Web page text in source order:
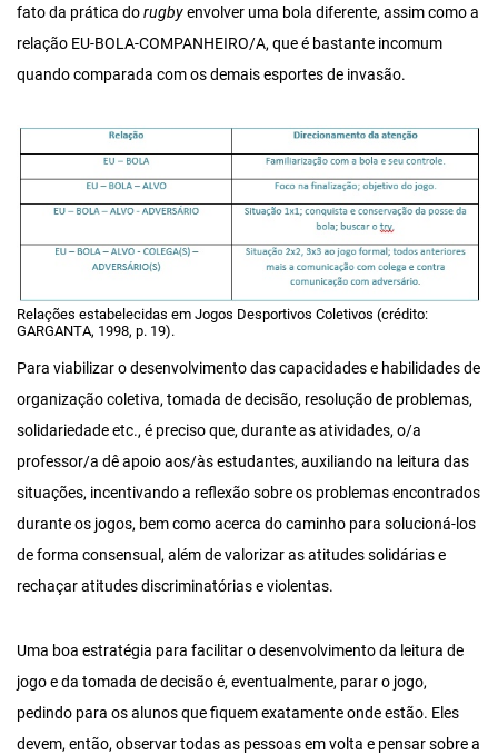
fato da prática dorugbyenvolver uma bola diferente, assim como a
relação EU-BOLA-COMPANHEIRO/A, que é bastante incomum
quando comparada com os demais esportes de invasão.
Relações estabelecidas em Jogos Desportivos Coletivos (crédito:
GARGANTA, 1998, p. 19).
Para viabilizar o desenvolvimento das capacidades e habilidades de
organização coletiva, tomada de decisão, resolução de problemas,
solidariedade etc., é preciso que, durante as atividades, o/a
professor/a dê apoio aos/às estudantes, auxiliando na leitura das
situações, incentivando a reflexão sobre os problemas encontrados
durante os jogos, bem como acerca do caminho para solucioná-los
de forma consensual, além de valorizar as atitudes solidárias e
rechaçar atitudes discriminatórias e violentas.
Uma boa estratégia para facilitar o desenvolvimento da leitura de
jogo e da tomada de decisão é, eventualmente, parar o jogo,
pedindo para os alunos que fiquem exatamente onde estão. Eles
devem, então, observar todas as pessoas em volta e pensar sobre a